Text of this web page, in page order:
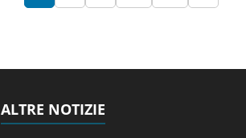
ALTRE NOTIZIE